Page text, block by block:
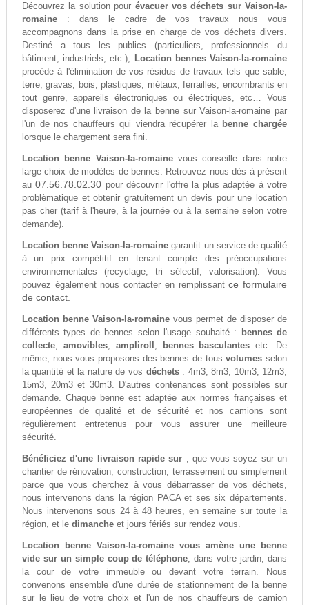
Découvrez la solution pour évacuer vos déchets sur Vaison-la-
romaine: dans le cadre de vos travaux nous vous
accompagnons dans la prise en charge de vos déchets divers.
Destiné a tous les publics (particuliers, professionnels du
bâtiment, industriels, etc.), Location bennes Vaison-la-romaine
procède à l'élimination de vos résidus de travaux tels que sable,
terre, gravas, bois, plastiques, métaux, ferrailles, encombrants en
tout genre, appareils électroniques ou électriques, etc… Vous
disposerez d'une livraison de la benne sur Vaison-la-romaine par
l'un de nos chauffeurs qui viendra récupérer la benne chargée
lorsque le chargement sera fini.
Location benne Vaison-la-romainevous conseille dans notre
large choix de modèles de bennes. Retrouvez nous dès à présent
au07.56.78.02.30 pour découvrir l'offre la plus adaptée à votre
problèmatique et obtenir gratuitement un devis pour une location
pas cher (tarif à l'heure, à la journée ou à la semaine selon votre
demande).
Location benne Vaison-la-romaine garantit un service de qualité
à un prix compétitif en tenant compte des préoccupations
environnementales (recyclage, tri sélectif, valorisation). Vous
pouvez également nous contacter en remplissantce formulaire
de contact.
Location benne Vaison-la-romainevous permet de disposer de
différents types de bennes selon l'usage souhaité :
bennes de
collecte, amovibles, ampliroll , bennes basculantes etc. De
même, nous vous proposons des bennes de tousvolumes selon
la quantité et la nature de vos déchets: 4m3, 8m3, 10m3, 12m3,
15m3, 20m3 et 30m3. D'autres contenances sont possibles sur
demande. Chaque benne est adaptée aux normes françaises et
européennes de qualité et de sécurité et nos camions sont
régulièrement entretenus pour vous assurer une meilleure
sécurité.
Bénéficiez d'une livraison rapide sur , que vous soyez sur un
chantier de rénovation, construction, terrassement ou simplement
parce que vous cherchez à vous débarrasser de vos déchets,
nous intervenons dans la région PACA et ses six départements.
Nous intervenons sous 24 à 48 heures, en semaine sur toute la
région, et le dimancheet jours fériés sur rendez vous.
Location benne Vaison-la-romaine vous amène une benne
vide sur un simple coup de téléphone, dans votre jardin, dans
la cour de votre immeuble ou devant votre terrain. Nous
convenons ensemble d'une durée de stationnement de la benne
sur le lieu de votre choix et l'un de nos chauffeurs de camion